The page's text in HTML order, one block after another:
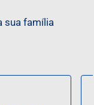
sua família